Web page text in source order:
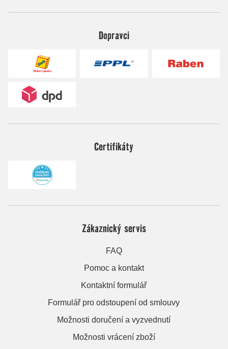
Dopravci
Certifikáty
Zákaznický servis
FAQ
Pomoc a kontakt
Kontaktní formulář
Formulář pro odstoupení od smlouvy
Možnosti doručení a vyzvednutí
Možnosti vrácení zboží